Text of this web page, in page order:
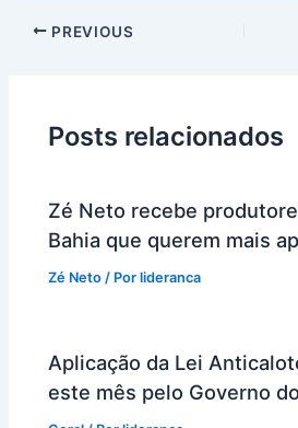
PREVIOUS
Posts relacionados
Zé Neto recebe
Bahia que querem mais
Zé Neto / Porlideranca
Aplicação da Lei
este mês pelo Governo